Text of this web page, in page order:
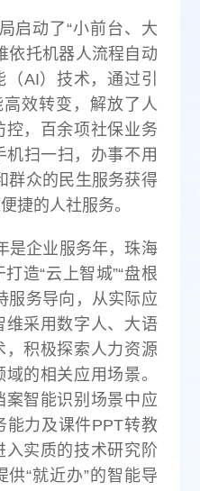
启动了“小前台、大
依托机器人流程自动
AI）技术，通过引
高效转变，解放了人
控，百余项社保业务
机扫一扫，办事不用
群众的民生服务获得
捷的人社服务。
是企业服务年，珠海
造“云上智城”“盘根
服务导向，从实际应
维采用数字人、大语
，积极探索人力资源
的相关应用场景。
案智能识别场景中应
能力及课件PPT转教
入实质的技术研究阶
“就近办”的智能导